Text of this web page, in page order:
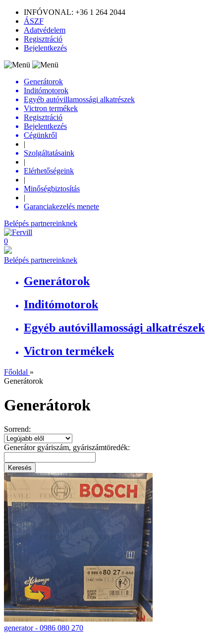
INFÓVONAL: +36 1 264 2044
ÁSZF
Adatvédelem
Regisztráció
Bejelentkezés
Generátorok
Inditómotorok
Egyéb autóvillamossági alkatrészek
Victron termékek
Regisztráció
Bejelentkezés
Cégünkről
|
Szolgáltatásaink
|
Elérhetőségeink
|
Minőségbiztosítás
|
Garanciakezelés menete
Belépés partnereinknek
0
Belépés partnereinknek
Generátorok
Inditómotorok
Egyéb autóvillamossági alkatrészek
Victron termékek
Főoldal »
Generátorok
Generátorok
Sorrend:
Generátor gyáriszám, gyáriszámtöredék:
generator - 0986 080 270